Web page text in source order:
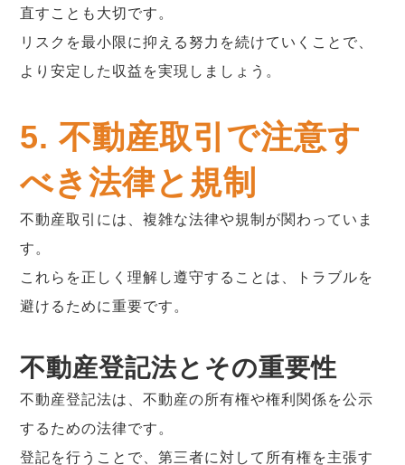
直すことも大切です。
リスクを最小限に抑える努力を続けていくことで、
より安定した収益を実現しましょう。
5. 不動産取引で注意す
べき法律と規制
不動産取引には、複雑な法律や規制が関わっていま
す。
これらを正しく理解し遵守することは、トラブルを
避けるために重要です。
不動産登記法とその重要性
不動産登記法は、不動産の所有権や権利関係を公示
するための法律です。
登記を行うことで、第三者に対して所有権を主張す